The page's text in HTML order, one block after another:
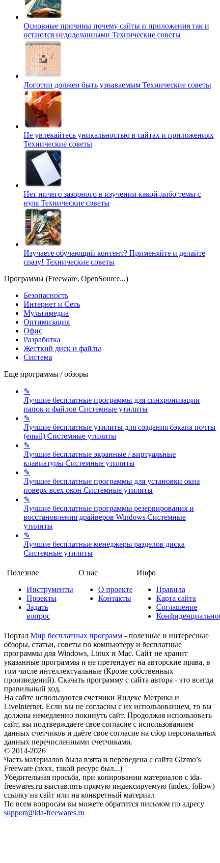
Основные причины почему сайты и приложения так и
остаются недоделанными Технические советы
Логотип должен быть узнаваемым Технические советы
Не увлекайтесь уникальностью в сайтах и приложениях
Технические советы
Нет ничего зазорного в изучении какой-либо темы с
нуля Технические советы
Изучаете обучающий контент? Применяйте и делайте
сразу! Технические советы
Программы (Freeware, OpenSource...)
Безопасность
Интернет и Сеть
Мультимедиа
Оптимизация
Офис
Разработка
Жесткий диск и файлы
Система
Еще программы / обзоры
✎
Лучшие бесплатные программы для синхронизации
папок и файлов Системные утилиты
✎
Лучшие бесплатные утилиты для создания бэкапа почты
(email) Системные утилиты
✎
Лучшие бесплатные экранные / виртуальные
клавиатуры Системные утилиты
✎
Лучшие бесплатные программы для установки окна
поверх всех окон Системные утилиты
✎
Лучшие бесплатные программы резервирования и
восстановления драйверов Windows Системные
утилиты
✎
Лучшие бесплатные менеджеры разделов диска
Системные утилиты
Полезное
Инструменты
Проекты
Задать
вопрос
О нас
О проекте
Контакты
Инфо
Правила
Карта сайта
Соглашение
Портал Мир бесплатных программ - полезные и интересные
обзоры, статьи, советы по компьютеру и бесплатные
программы для Windows, Linux и Mac. Сайт не хранит
указанные программы и не претендует на авторские права, в
том числе интеллектуальные (Кроме собственных
произведений). Скачать программу с сайта автора - это всегда
правильный ход.
На сайте используются счетчики Яндекс Метрика и
LiveInternet. Если вы не согласны с их использованием, то вы
должны немедленно покинуть сайт. Продолжая использовать
сайт, вы подтверждаете свое согласие с использованием
данных счетчиков и даёте свое согласие на сбор персональных
данных перечисленными счетчиками.
© 2014-2026
Часть материалов была взята и переведена с сайта Gizmo’s
Freeware (эххх, такой ресурс был...)
Убедительная просьба, при копировании материалов с ida-
freewares.ru выставлять прямую индексируемую (index, follow)
ссылку на сайт или на конкретный материал
По всем вопросам вы можете обратится письмом по адресу
support@ida-freewares.ru